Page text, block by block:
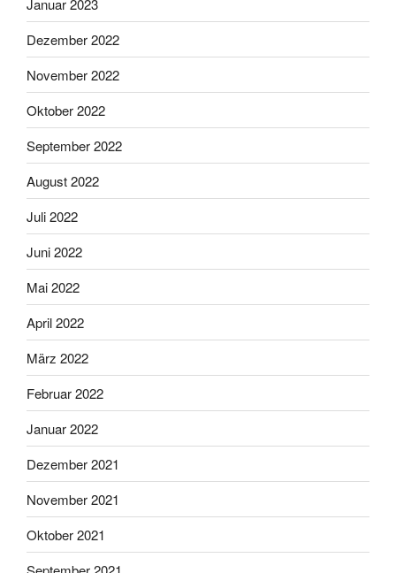
Januar 2023
Dezember 2022
November 2022
Oktober 2022
September 2022
August 2022
Juli 2022
Juni 2022
Mai 2022
April 2022
März 2022
Februar 2022
Januar 2022
Dezember 2021
November 2021
Oktober 2021